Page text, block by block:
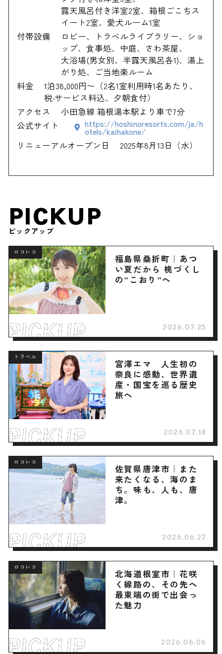
露天風呂付き洋室2室、箱根ごこちス
イート2室、愛犬ルーム1室
付帯設備
ロビー、トラベルライブラリー、ショ
ップ、食事処、中庭、さわ茶屋、
大浴場(男女別、半露天風呂各1)、湯上
がり処、ご当地楽ルーム
料金
1泊38,000円〜（2名1室利用時1名あたり、
税‧サービス料込、夕朝食付）
アクセス
小田急線 箱根湯本駅より車で7分
公式サイト
https://hoshinoresorts.com/ja/h
otels/kaihakone/
リニューアルオープン日
2025年8月13日（水）
PICKUP
ピックアップ
ロコレコ
福島県桑折町｜あつ
い夏だから 桃づくし
の”こおり”へ
2026.07.25
トラベル
宮澤エマ 人生初の
奈良に感動、世界遺
産・国宝を巡る歴史
旅へ
2026.07.18
ロコレコ
佐賀県唐津市｜また
来たくなる、海のま
ち。味も、人も、唐
津。
2026.06.27
ロコレコ
北海道根室市｜花咲
く線路の、その先へ
最東端の街で出会っ
た魅力
2026.06.06